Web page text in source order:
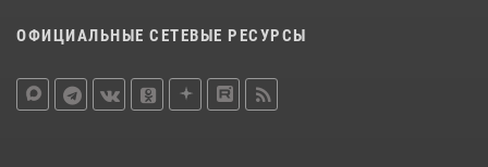
ОФИЦИАЛЬНЫЕ СЕТЕВЫЕ РЕСУРСЫ